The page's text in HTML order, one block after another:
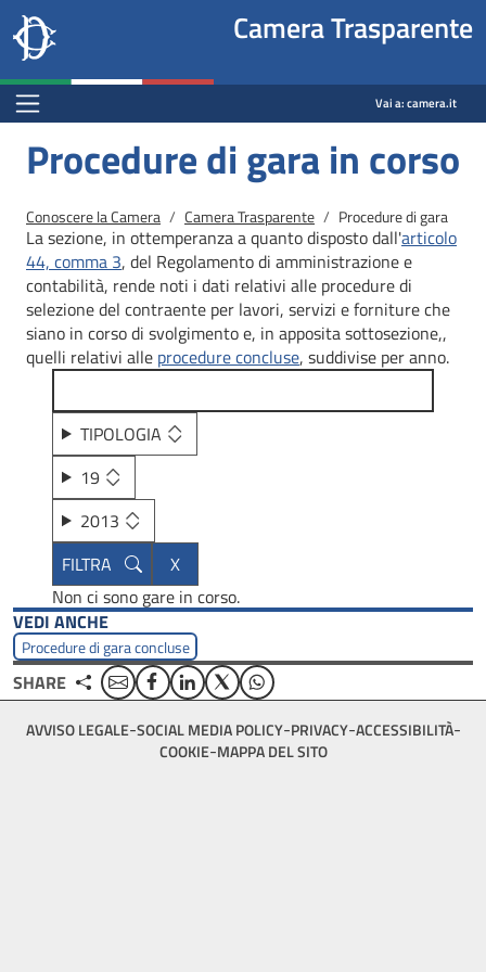
Salta al contenuto principale
Salta al menu di navigazione
Site
header
block
Camera dei deputati
Camera Trasparente
Menu Bar block
Vai a:camera.it
Procedure di gara in corso
Briciole di pane
Conoscere la Camera Camera Trasparente Procedure di gara
La sezione, in ottemperanza a quanto disposto dall'articolo
44, comma 3, del Regolamento di amministrazione e
contabilità, rende noti i dati relativi alle procedure di
selezione del contraente per lavori, servizi e forniture che
siano in corso di svolgimento e, in apposita sottosezione,,
quelli relativi alle procedure concluse, suddivise per anno.
TIPOLOGIA
19
2013
Non ci sono gare in corso.
VEDI ANCHE
Procedure di gara concluse
SHARE EmailFacebookLinkedinTwitterWhatsApp
Footer
bottom
AVVISO LEGALE SOCIAL MEDIA POLICY PRIVACY ACCESSIBILITÀ
COOKIE MAPPA DEL SITO
Fine pagina
Salta al contenuto principale
Salta al menu di navigazione
Vai a inizio pagina